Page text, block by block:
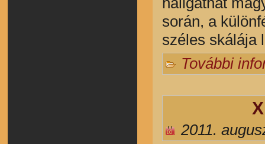
során, a
széles skálája
További
2011.